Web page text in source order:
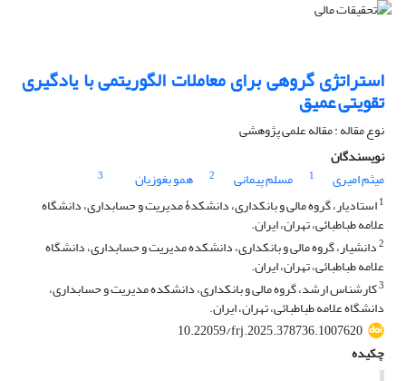
استراتژی گروهی برای معاملات الگوریتمی با یادگیری
تقویتی عمیق
نوع مقاله : مقاله علمی پژوهشی
نویسندگان
میثم امیری
1 مسلم پیمانی 2 همو بغوزیان
3
1استادیار، گروه مالی و بانکداری، دانشکدۀ مدیریت و حسابداری، دانشگاه
علامه طباطبائی، تهران، ایران.
2دانشیار، گروه مالی و بانکداری، دانشکده مدیریت و حسابداری، دانشگاه
علامه طباطبائی، تهران، ایران.
3کارشناس ارشد، گروه مالی و بانکداری، دانشکده مدیریت و حسابداری،
دانشگاه علامه طباطبائی، تهران، ایران.
10.22059/frj.2025.378736.1007620
چکیده